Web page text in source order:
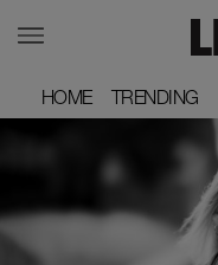
HOME
HOME TRENDING
TRENDING